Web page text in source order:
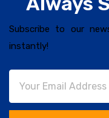
Subscribe to our
instantly!